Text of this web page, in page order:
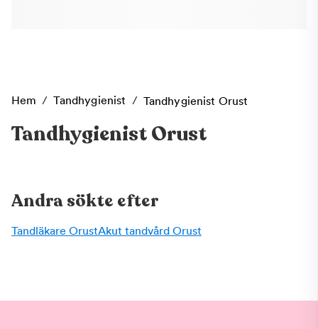
Hem / Tandhygienist / Tandhygienist Orust
Tandhygienist Orust
Andra sökte efter
Tandläkare OrustAkut tandvård Orust